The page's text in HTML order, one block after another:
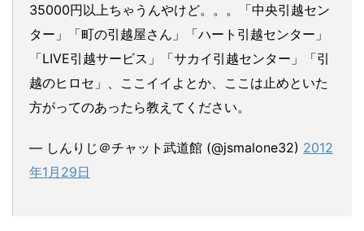
35000円以上ちゃうんやけど。。。「中央引越セン
ター」「町の引越屋さん」「ハート引越センター」
「LIVE引越サービス」「サカイ引越センター」「引
越のヒロセ」、ここイイよとか、ここは止めといた
方がってのあったら教えてください。
— しんりじ＠チャット武道館 (@jsmalone32) 2012
年1月29日